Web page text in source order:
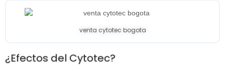
venta cytotec bogota
¿Efectos del Cytotec?